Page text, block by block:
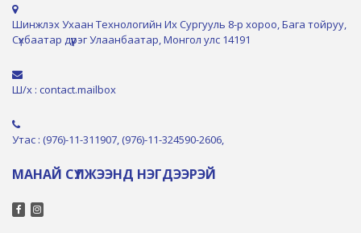
Шинжлэх Ухаан Технологийн Их Сургууль 8-р хороо, Бага тойруу,
Сүхбаатар дүүрэг Улаанбаатар, Монгол улс 14191
Ш/х : contact.mailbox
Утас : (976)-11-311907, (976)-11-324590-2606,
МАНАЙ СҮЛЖЭЭНД НЭГДЭЭРЭЙ